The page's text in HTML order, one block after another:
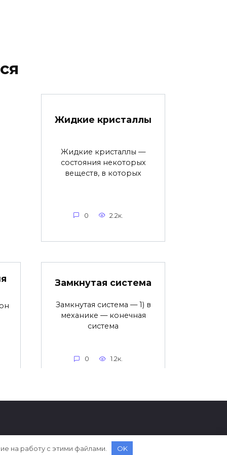
Жидкие кристаллы
Жидкие кристаллы —
состояния некоторых
веществ, в которых
0 2.2к.
Замкнутая система
Замкнутая система — 1) в
механике — конечная
система
0 1.2к.
на работу с этими файлами. OK